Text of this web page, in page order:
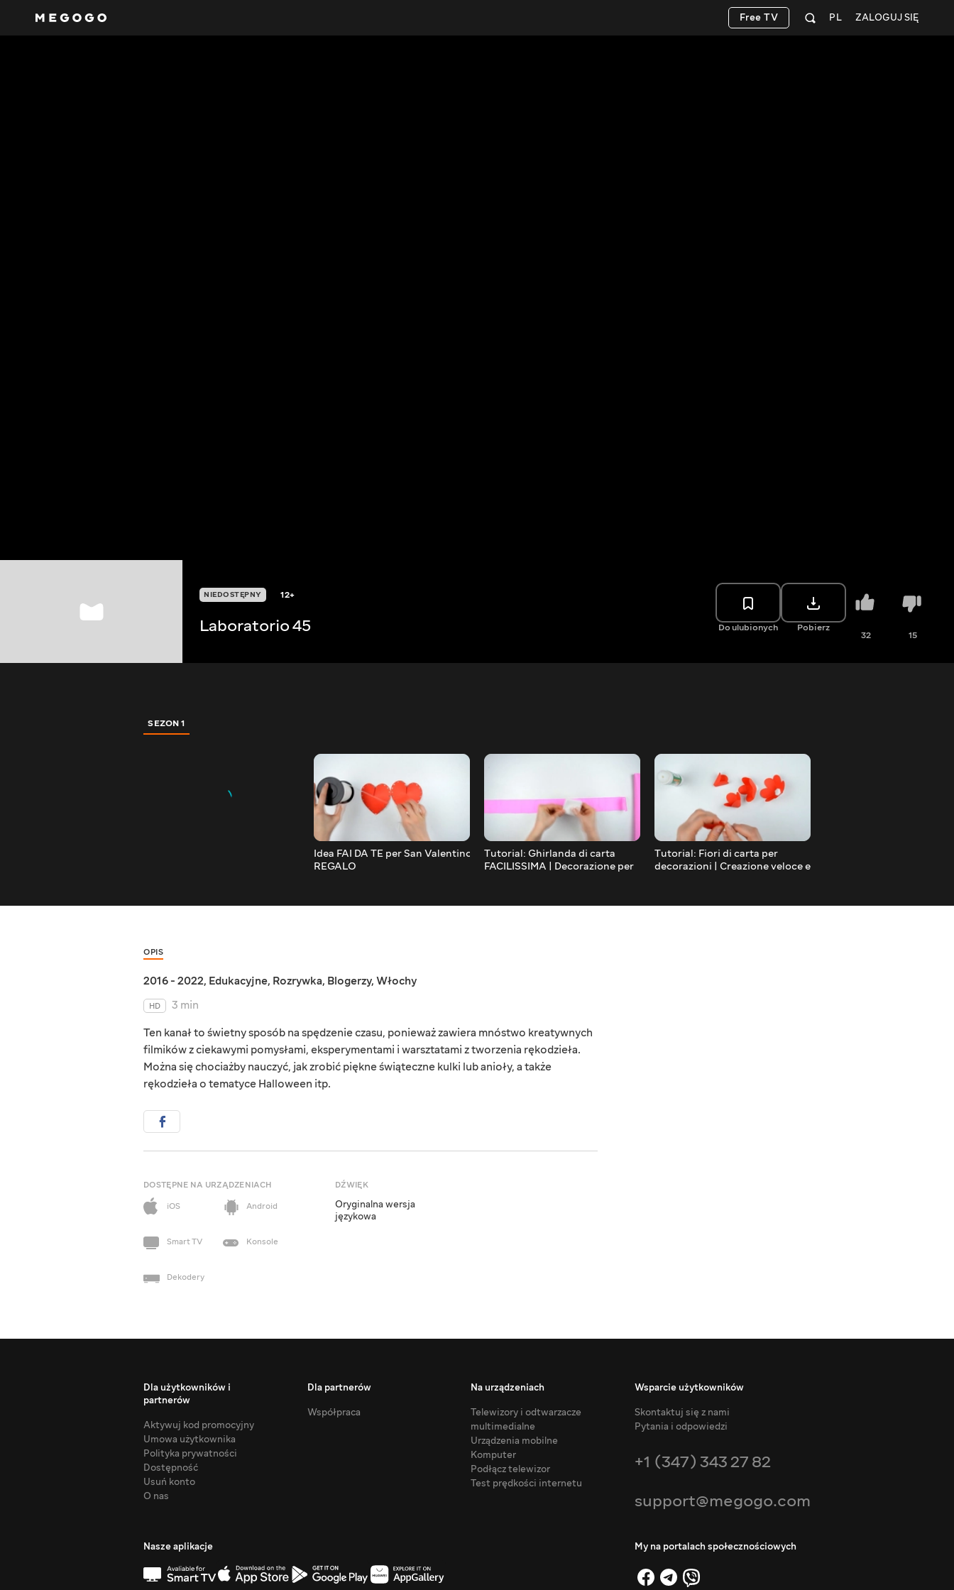
ZALOGUJ SIĘ
PL
Free TV
NIEDOSTĘPNY 12+
Laboratorio 45 Do ulubionych Pobierz
32 15
SEZON 1
Idea FAI DA TE per San Valentino |
REGALO
Tutorial: Ghirlanda di carta
FACILISSIMA | Decorazione per
Tutorial: Fiori di carta per
decorazioni | Creazione veloce e
OPIS
2016 - 2022, Edukacyjne, Rozrywka, Blogerzy, Włochy
HD
3 min
Ten kanał to świetny sposób na spędzenie czasu, ponieważ zawiera mnóstwo kreatywnych
filmików z ciekawymi pomysłami, eksperymentami i warsztatami z tworzenia rękodzieła.
Można się chociażby nauczyć, jak zrobić piękne świąteczne kulki lub anioły, a także
rękodzieła o tematyce Halloween itp.
DOSTĘPNE NA URZĄDZENIACH
iOS
Android
Smart TV Konsole
Dekodery
DŹWIĘK
Oryginalna wersja
językowa
Dla użytkowników i
partnerów
Aktywuj kod promocyjny
Umowa użytkownika
Polityka prywatności
Dostępność
Usuń konto
O nas
Dla partnerów
Współpraca
Na urządzeniach
Telewizory i odtwarzacze
multimedialne
Urządzenia mobilne
Komputer
Podłącz telewizor
Test prędkości internetu
Wsparcie użytkowników
Skontaktuj się z nami
Pytania i odpowiedzi
+1 (347) 343 27 82
support@megogo.com
Nasze aplikacje My na portalach społecznościowych